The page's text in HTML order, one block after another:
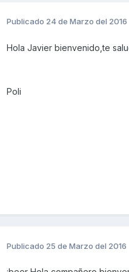
Publicado 24 de Marzo del 2016
Hola Javier bienvenido,te
Poli
Publicado 25 de Marzo del 2016